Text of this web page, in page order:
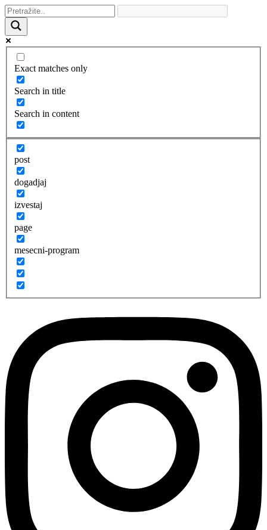
Exact matches only
Search in title
Search in content
post
dogadjaj
izvestaj
page
mesecni-program